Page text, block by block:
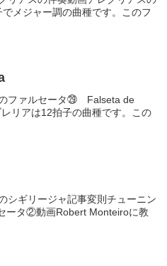
メジャー調の曲種です。このフ
ファルセータ㉙ Falseta de
リアは12拍子の曲種です。この
シギリージャ記事変則チューニン
ータ②動画Robert Monteiroに教